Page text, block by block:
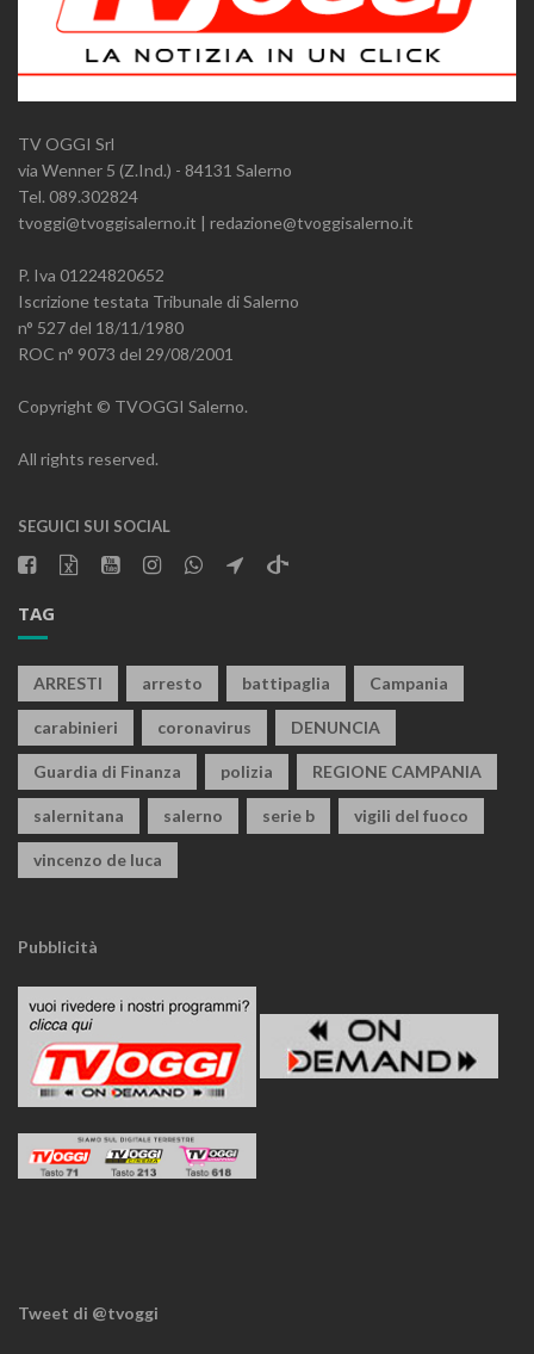
TV OGGI Srl
via Wenner 5 (Z.Ind.) - 84131 Salerno
Tel. 089.302824
tvoggi@tvoggisalerno.it | redazione@tvoggisalerno.it
P. Iva 01224820652
Iscrizione testata Tribunale di Salerno
n° 527 del 18/11/1980
ROC n° 9073 del 29/08/2001
Copyright © TVOGGI Salerno.
All rights reserved.
SEGUICI SUI SOCIAL
TAG
ARRESTI arresto battipaglia Campania
carabinieri coronavirus DENUNCIA
Guardia di Finanza polizia REGIONE CAMPANIA
salernitana salerno serie b vigili del fuoco
vincenzo de luca
Pubblicità
Tweet di @tvoggi